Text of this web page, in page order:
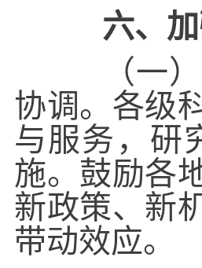
六、加
（一）
协调。各级
与服务，研
施。鼓励各
新政策、新
带动效应。